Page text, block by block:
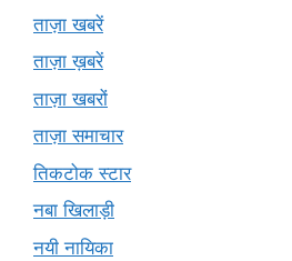
ताज़ा खबरें
ताज़ा ख़बरें
ताज़ा खबरों
ताज़ा समाचार
तिकटोक स्टार
नबा खिलाड़ी
नयी नायिका